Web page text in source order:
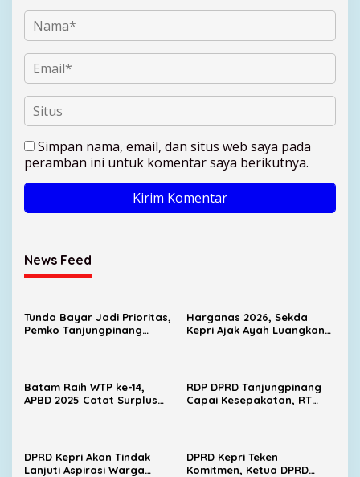
Simpan nama, email, dan situs web saya pada
peramban ini untuk komentar saya berikutnya.
News Feed
Tunda Bayar Jadi Prioritas,
Pemko Tanjungpinang
Harganas 2026, Sekda
Kepri Ajak Ayah Luangkan
Batam Raih WTP ke-14,
APBD 2025 Catat Surplus
RDP DPRD Tanjungpinang
Capai Kesepakatan, RT
DPRD Kepri Akan Tindak
Lanjuti Aspirasi Warga
DPRD Kepri Teken
Komitmen, Ketua DPRD